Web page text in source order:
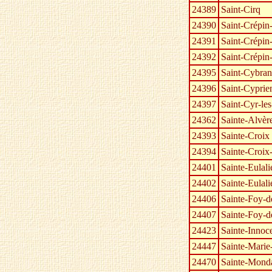
24389 Saint-Cirq
24390 Saint-
24391 Saint-
24392 Saint-
24395 Saint-
24396 Saint-
24397 Saint-Cyr-
24362 Sainte-
24393 Sainte-Croix
24394 Sainte-
24401 Sainte-
24402 Sainte-
24406 Sainte-Foy-
24407 Sainte-Foy-
24423 Sainte-
24447 Sainte-
24470 Sainte-